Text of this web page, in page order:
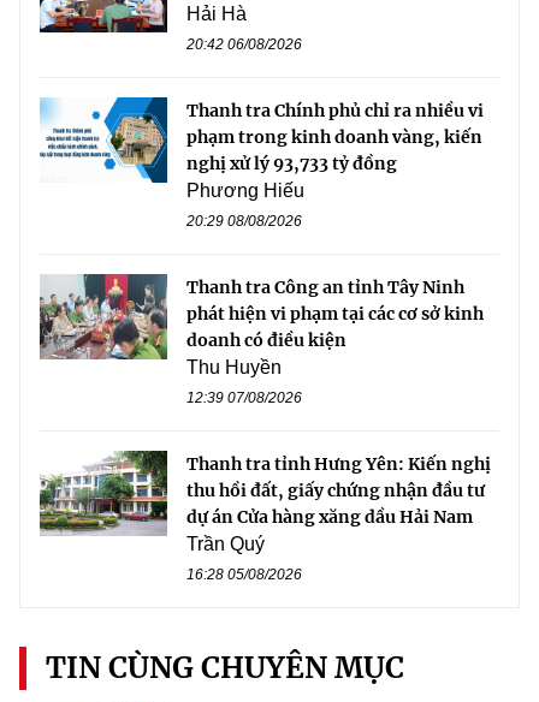
Hải Hà
20:42 06/08/2026
Thanh tra Chính phủ chỉ ra nhiều vi
phạm trong kinh doanh vàng, kiến
nghị xử lý 93,733 tỷ đồng
Phương Hiếu
20:29 08/08/2026
Thanh tra Công an tỉnh Tây Ninh
phát hiện vi phạm tại các cơ sở kinh
doanh có điều kiện
Thu Huyền
12:39 07/08/2026
Thanh tra tỉnh Hưng Yên: Kiến nghị
thu hồi đất, giấy chứng nhận đầu tư
dự án Cửa hàng xăng dầu Hải Nam
Trần Quý
16:28 05/08/2026
TIN CÙNG CHUYÊN MỤC